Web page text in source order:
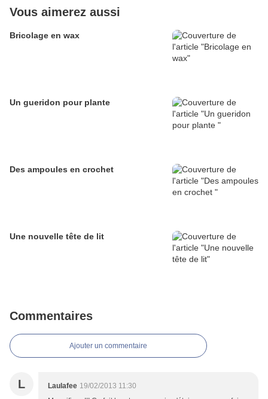
Vous aimerez aussi
Bricolage en wax
Un gueridon pour plante
Des ampoules en crochet
Une nouvelle tête de lit
Commentaires
Ajouter un commentaire
L Laulafee 19/02/2013 11:30